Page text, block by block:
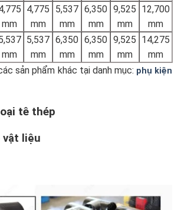
mm
4,775
mm
5,537
mm
6,350
mm
9,525
mm
12,700
mm
mm
5,537
mm
6,350
mm
6,350
mm
9,525
mm
14,275
mm
sản phẩm khác tại danh mục: phụ kiện
tê thép
vật liệu